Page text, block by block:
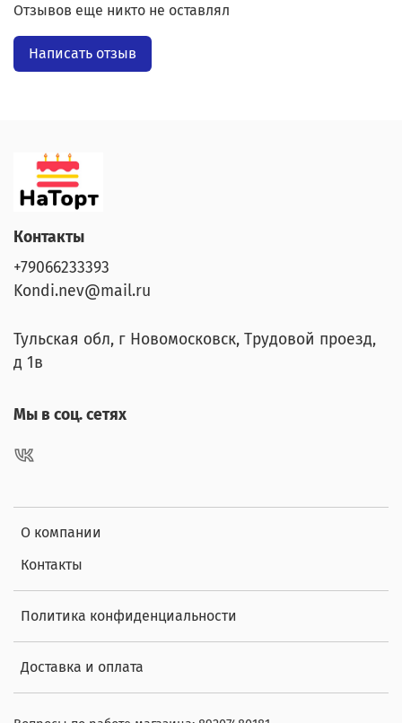
Отзывов еще никто не оставлял
Написать отзыв
О компании
Контакты
Политика конфиденциальности
Доставка и оплата
Контакты
+79066233393
Kondi.nev@mail.ru
Тульская обл, г Новомосковск, Трудовой проезд,
д 1в
Мы в соц. сетях